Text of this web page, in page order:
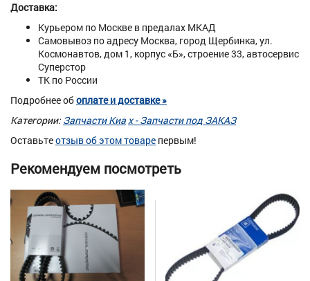
Доставка:
Курьером по Москве в предалах МКАД
Самовывоз по адресу Москва, город Щербинка, ул.
Космонавтов, дом 1, корпус «Б», строение 33, автосервис
Суперстор
ТК по России
Подробнее обоплате и доставке »
Категории: Запчасти Киах - Запчасти под ЗАКАЗ
Оставьтеотзыв об этом товаре первым!
Рекомендуем посмотреть